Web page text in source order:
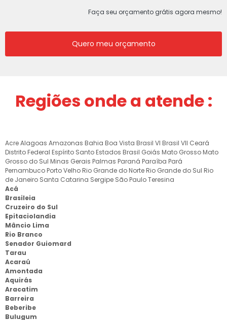
Faça seu orçamento grátis agora mesmo!
Quero meu orçamento
Regiões onde a atende :
AcreAlagoas Amazonas Bahia Boa Vista Brasil VI Brasil VII Ceará
Distrito Federal Espírito Santo Estados Brasil Goiás Mato Grosso Mato
Grosso do Sul Minas Gerais Palmas Paraná Paraíba Pará
Pernambuco Porto Velho Rio Grande do Norte Rio Grande do Sul Rio
de Janeiro Santa Catarina Sergipe São PauloTeresina
Acá
Brasileia
Cruzeiro do Sul
Epitaciolandia
Mâncio Lima
Rio Branco
Senador Guiomard
Tarau
Acaraú
Amontada
Aquirás
Aracatim
Barreira
Beberibe
Bulugum